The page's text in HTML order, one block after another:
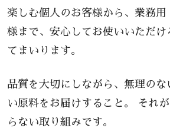
楽しむ個人のお客様から、業務
様まで、安心してお使いいただけ
てまいります。
品質を大切にしながら、無理のな
い原料をお届けすること。 それ
らない取り組みです。